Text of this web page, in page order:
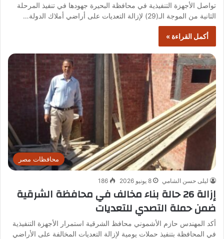
تواصل الأجهزة التنفيذية في محافظة البحيرة جهودها في تنفيذ المرحلة
الثانية من الموجة الـ(29) لإزالة التعديات على أراضي أملاك الدولة…
أكمل القراءة »
محافظات مصر
ليلى حسن الشامي 8 يونيو 2026 186
إزالة 26 حالة بناء مخالف في محافظة الشرقية
ضمن حملة التصدي للتعديات
أكد المهندس حازم الأشموني محافظ الشرقية استمرار الأجهزة التنفيذية
في المحافظة بتنفيذ حملات يومية لإزالة التعديات المخالفة على الأراضي